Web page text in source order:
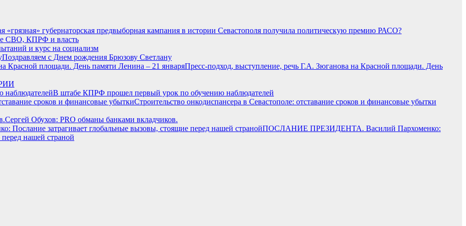
«грязная» губернаторская предвыборная кампания в истории Севастополя получила политическую премию РАСО?
СВО, КПРФ и власть
и курс на социализм
Поздравляем с Днем рождения Брюзову Светлану
Пресс-подход, выступление, речь Г.А. Зюганова на Красной площади. День
В штабе КПРФ прошел первый урок по обучению наблюдателей
Строительство онкодиспансера в Севастополе: отставание сроков и финансовые убытки
Сергей Обухов: PRO обманы банками вкладчиков.
ПОСЛАНИЕ ПРЕЗИДЕНТА. Василий Пархоменко:
нашей страной